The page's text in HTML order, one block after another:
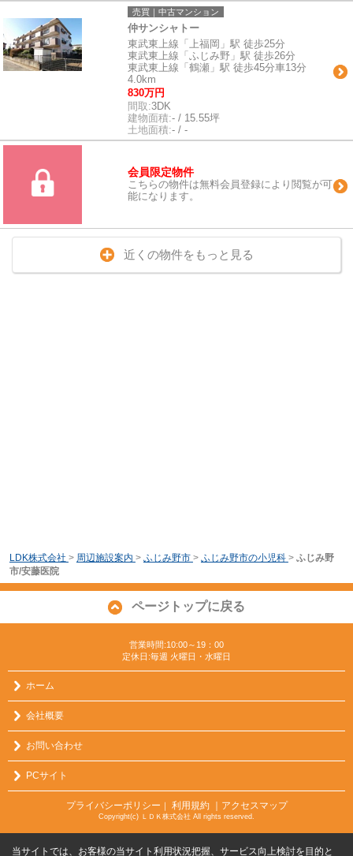
売買｜中古マンション
仲サンシャトー
東武東上線「上福岡」駅 徒歩25分
東武東上線「ふじみ野」駅 徒歩26分
東武東上線「鶴瀬」駅 徒歩45分車13分
4.0km
830万円
間取:3DK
建物面積:- / 15.55坪
土地面積:- / -
会員限定物件
こちらの物件は無料会員登録により閲覧が可
能になります。
近くの物件をもっと見る
LDK株式会社 > 周辺施設案内 > ふじみ野市 > ふじみ野市の小児科 > ふじみ野
市/安藤医院
ページトップに戻る
営業時間:10:00～19：00
定休日:毎週 火曜日・水曜日
ホーム
会社概要
お問い合わせ
PCサイト
プライバシーポリシー ｜ 利用規約 ｜アクセスマップ
Copyright(c) ＬＤＫ株式会社 All rights reserved.
当サイトでは、お客様の当サイト利用状況把握、サービス向上検討を目的と